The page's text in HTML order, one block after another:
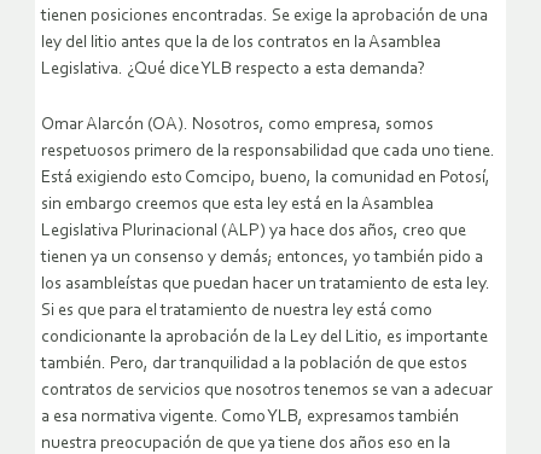
tienen posiciones encontradas. Se exige la aprobación de una
ley del litio antes que la de los contratos en la Asamblea
Legislativa. ¿Qué dice YLB respecto a esta demanda?
Omar Alarcón (OA). Nosotros, como empresa, somos
respetuosos primero de la responsabilidad que cada uno tiene.
Está exigiendo esto Comcipo, bueno, la comunidad en Potosí,
sin embargo creemos que esta ley está en la Asamblea
Legislativa Plurinacional (ALP) ya hace dos años, creo que
tienen ya un consenso y demás; entonces, yo también pido a
los asambleístas que puedan hacer un tratamiento de esta ley.
Si es que para el tratamiento de nuestra ley está como
condicionante la aprobación de la Ley del Litio, es importante
también. Pero, dar tranquilidad a la población de que estos
contratos de servicios que nosotros tenemos se van a adecuar
a esa normativa vigente. Como YLB, expresamos también
nuestra preocupación de que ya tiene dos años eso en la